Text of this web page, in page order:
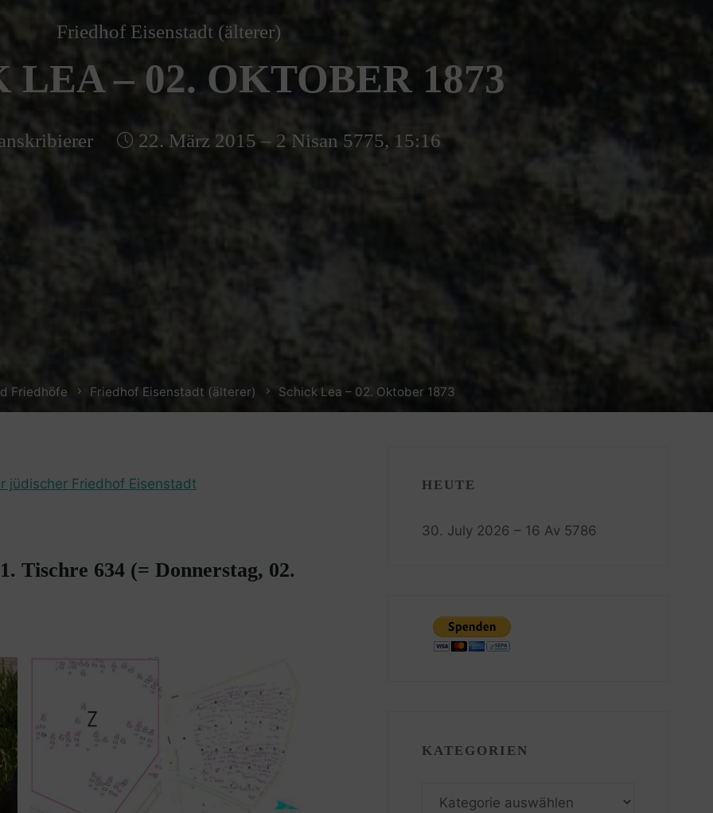
Friedhof Eisenstadt (älterer)
LEA – 02. OKTOBER 1873
22. März 2015 – 2 Nisan 5775, 15:16
Friedhöfe Friedhof Eisenstadt (älterer) Schick Lea – 02. Oktober 1873
jüdischer Friedhof Eisenstadt
Tischre 634 (= Donnerstag, 02.
HEUTE
30. July 2026 – 16 Av 5786
KATEGORIEN